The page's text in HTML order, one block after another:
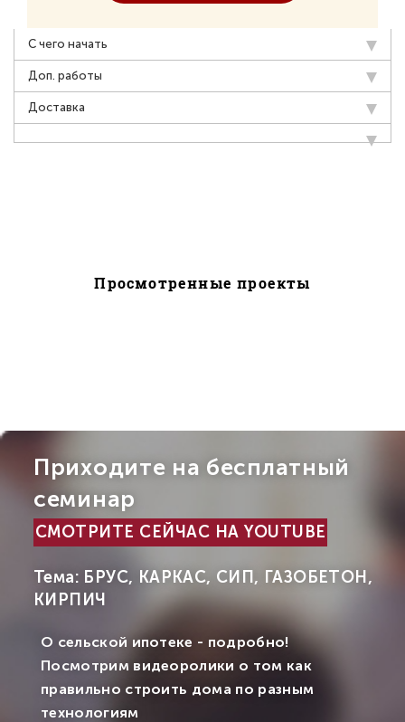
С чего начать
Доп. работы
Доставка
Просмотренные проекты
Приходите на бесплатный
семинар
СМОТРИТЕ СЕЙЧАС НА YOUTUBE
Тема: БРУС, КАРКАС, СИП, ГАЗОБЕТОН,
КИРПИЧ
О сельской ипотеке - подробно!
Посмотрим видеоролики о том как
правильно строить дома по разным
технологиям